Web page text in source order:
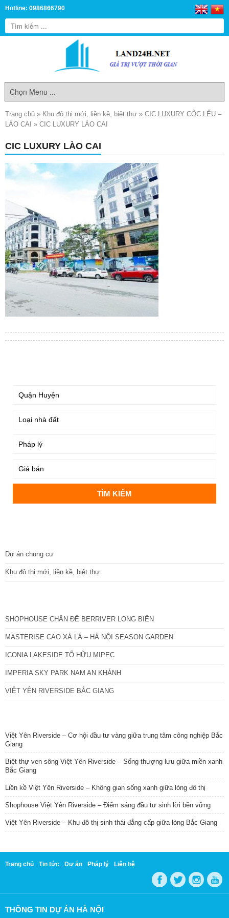
Hotline: 0986866790
Trang chủ » Khu đô thị mới, liền kề, biệt thự » CIC LUXURY CỐC LẾU –
LÀO CAI » CIC LUXURY LÀO CAI
CIC LUXURY LÀO CAI
Dự án chung cư
Khu đô thị mới, liền kề, biệt thự
SHOPHOUSE CHÂN ĐẾ BERRIVER LONG BIÊN
MASTERISE CAO XÀ LÁ – HÀ NỘI SEASON GARDEN
ICONIA LAKESIDE TỐ HỮU MIPEC
IMPERIA SKY PARK NAM AN KHÁNH
VIỆT YÊN RIVERSIDE BẮC GIANG
Việt Yên Riverside – Cơ hội đầu tư vàng giữa trung tâm công nghiệp Bắc
Giang
Biệt thự ven sông Việt Yên Riverside – Sống thượng lưu giữa miền xanh
Bắc Giang
Liền kề Việt Yên Riverside – Không gian sống xanh giữa lòng đô thị
Shophouse Việt Yên Riverside – Điểm sáng đầu tư sinh lời bền vững
Việt Yên Riverside – Khu đô thị sinh thái đẳng cấp giữa lòng Bắc Giang
Trang chủ Tin tức Dự án Pháp lý Liên hệ
THÔNG TIN DỰ ÁN HÀ NỘI